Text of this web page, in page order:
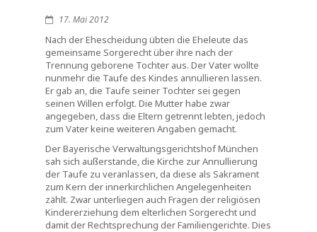
17. Mai 2012
Nach der Ehescheidung übten die Eheleute das
gemeinsame Sorgerecht über ihre nach der
Trennung geborene Tochter aus. Der Vater wollte
nunmehr die Taufe des Kindes annullieren lassen.
Er gab an, die Taufe seiner Tochter sei gegen
seinen Willen erfolgt. Die Mutter habe zwar
angegeben, dass die Eltern getrennt lebten, jedoch
zum Vater keine weiteren Angaben gemacht.
Der Bayerische Verwaltungsgerichtshof München
sah sich außerstande, die Kirche zur Annullierung
der Taufe zu veranlassen, da diese als Sakrament
zum Kern der innerkirchlichen Angelegenheiten
zählt. Zwar unterliegen auch Fragen der religiösen
Kindererziehung dem elterlichen Sorgerecht und
damit der Rechtsprechung der Familiengerichte. Dies